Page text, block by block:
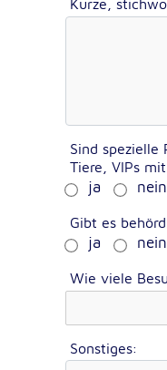
Kurze,
Sind
Tiere, VIPs
ja
nein
Gibt es
ja
nein
Wie viele
Sonstiges:
Cookie Laufzeit:
Informationen
unsere Website
Google
Name:
Zweck:
Cookie Laufzeit: